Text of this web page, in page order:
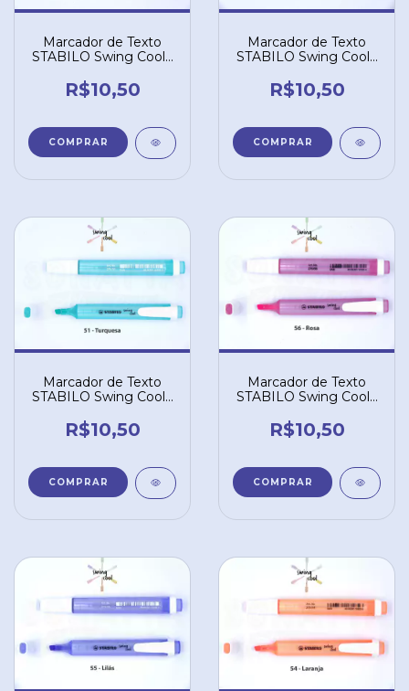
Marcador de Texto
STABILO Swing Cool -
R$10,50
Marcador de Texto
STABILO Swing Cool -
R$10,50
Marcador de Texto
STABILO Swing Cool -
R$10,50
Marcador de Texto
STABILO Swing Cool -
R$10,50